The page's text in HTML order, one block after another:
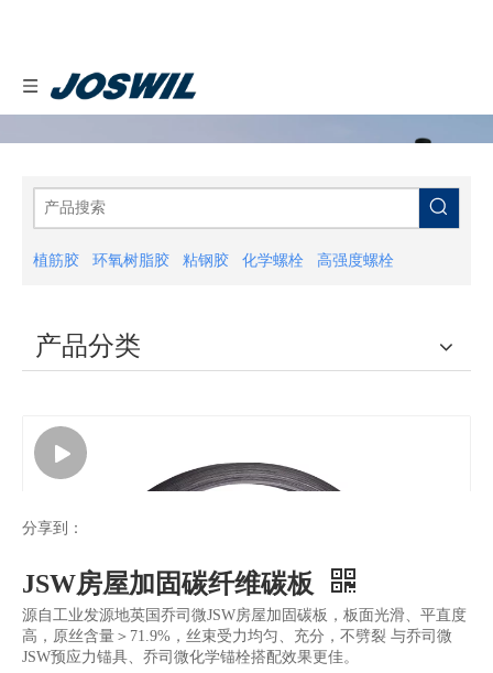
植筋胶 环氧树脂胶 粘钢胶 化学螺栓 高强度螺栓
产品分类
分享到：
JSW房屋加固碳纤维碳板
源自工业发源地英国乔司微JSW房屋加固碳板，板面光滑、平直度
高，原丝含量＞71.9%，丝束受力均匀、充分，不劈裂 与乔司微
JSW预应力锚具、乔司微化学锚栓搭配效果更佳。